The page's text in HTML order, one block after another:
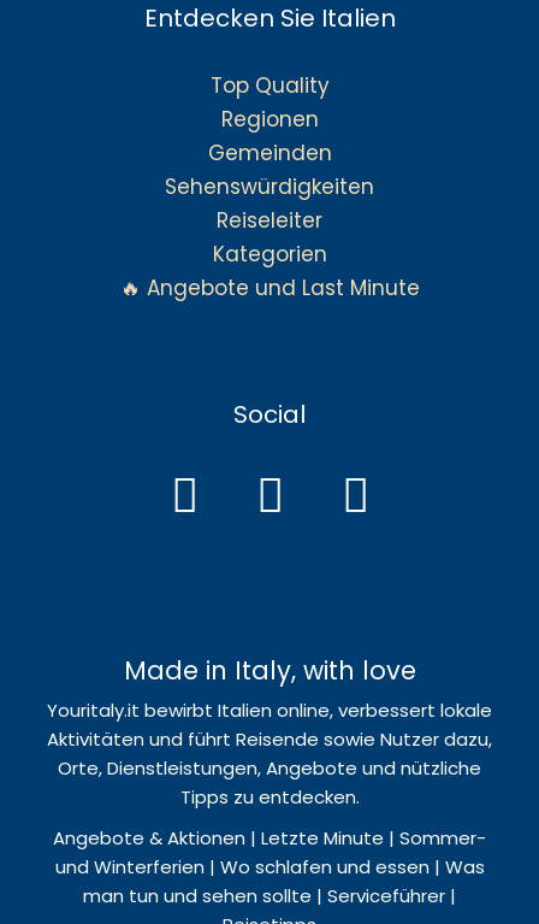
Entdecken Sie Italien
Top Quality
Regionen
Gemeinden
Sehenswürdigkeiten
Reiseleiter
Kategorien
🔥 Angebote und Last Minute
Social
Made in Italy, with love
Youritaly.it bewirbt Italien online, verbessert lokale
Aktivitäten und führt Reisende sowie Nutzer dazu,
Orte, Dienstleistungen, Angebote und nützliche
Tipps zu entdecken.
Angebote & Aktionen | Letzte Minute | Sommer-
und Winterferien | Wo schlafen und essen | Was
man tun und sehen sollte | Serviceführer |